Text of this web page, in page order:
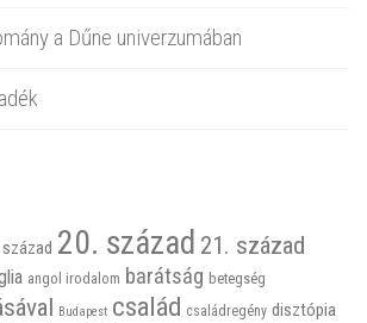
a Dűne univerzumában
század 20. század 21. század
angol irodalom barátság betegség
Budapest család családregény disztópia